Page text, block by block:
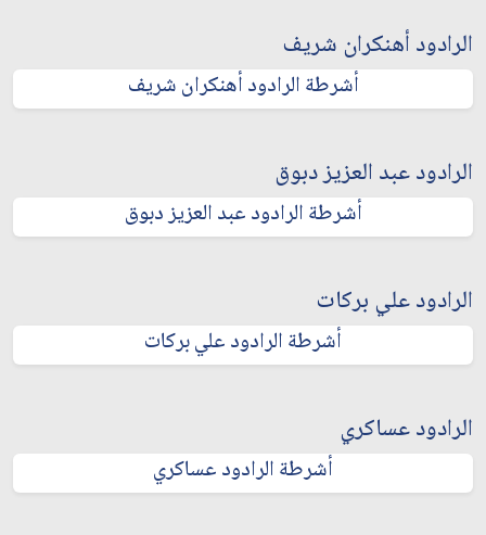
الرادود أهنكران شريف
أشرطة الرادود أهنكران شريف
الرادود عبد العزيز دبوق
أشرطة الرادود عبد العزيز دبوق
الرادود علي بركات
أشرطة الرادود علي بركات
الرادود عساكري
أشرطة الرادود عساكري